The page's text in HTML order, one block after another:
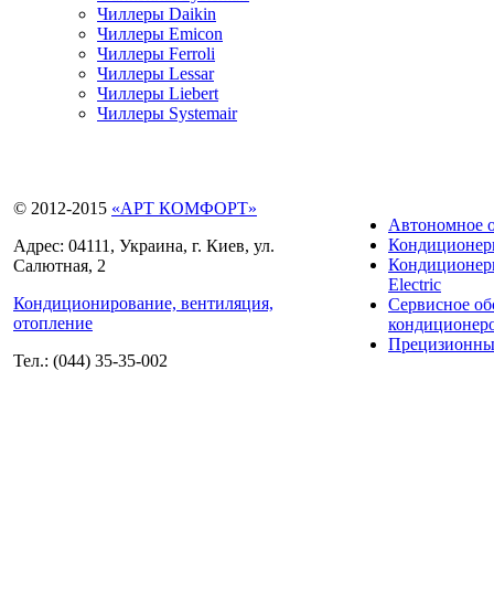
Чиллеры Daikin
Чиллеры Emicon
Чиллеры Ferroli
Чиллеры Lessar
Чиллеры Liebert
Чиллеры Systemair
© 2012-2015 «АРТ КОМФОРТ»
Адрес: 04111, Украина, г. Киев, ул.
Салютная, 2
Кондиционирование, вентиляция,
отопление
Тел.: (044) 35-35-002
Автономное
Electric
Сервисное